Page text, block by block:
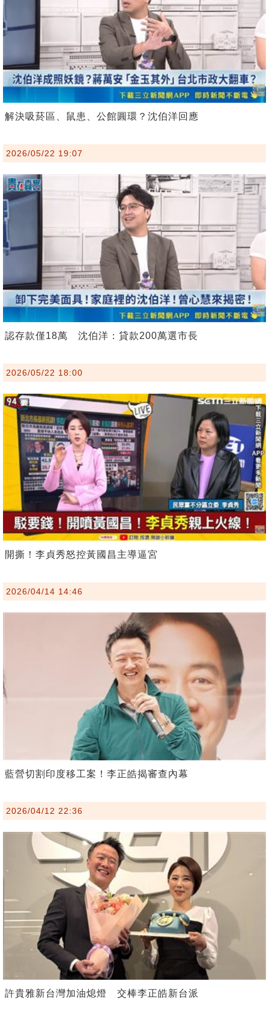
解決吸菸區、鼠患、公館圓環？沈伯洋回應
2026/05/22 19:07
認存款僅18萬 沈伯洋：貸款200萬選市長
2026/05/22 18:00
開撕！李貞秀怒控黃國昌主導逼宮
2026/04/14 14:46
藍營切割印度移工案！李正皓揭審查內幕
2026/04/12 22:36
許貴雅新台灣加油熄燈 交棒李正皓新台派